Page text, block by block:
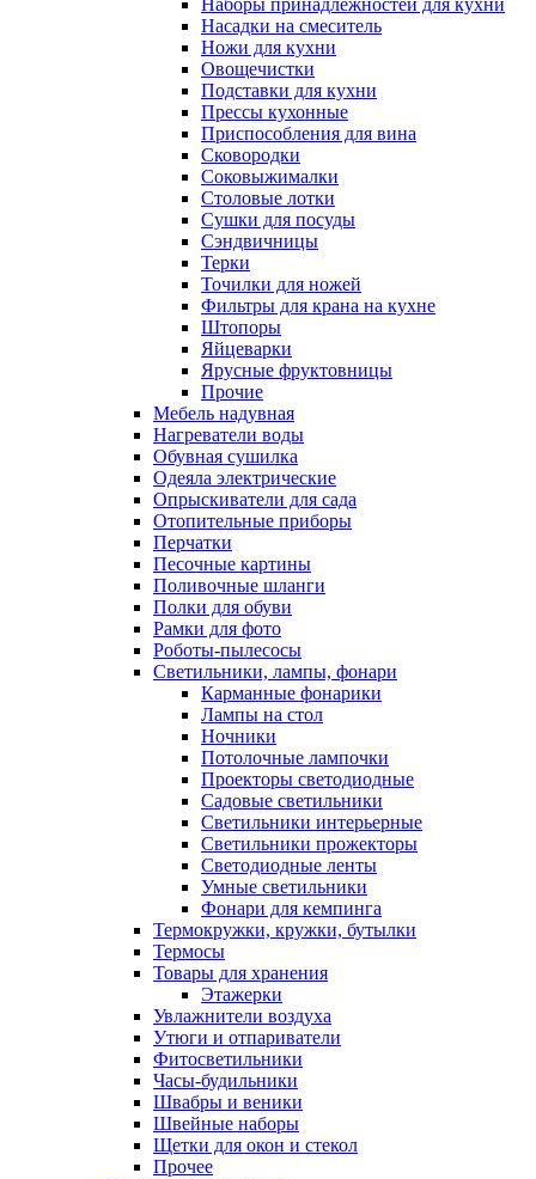
Наборы принадлежностей для кухни
Насадки на смеситель
Ножи для кухни
Овощечистки
Подставки для кухни
Прессы кухонные
Приспособления для вина
Сковородки
Соковыжималки
Столовые лотки
Сушки для посуды
Сэндвичницы
Терки
Точилки для ножей
Фильтры для крана на кухне
Штопоры
Яйцеварки
Ярусные фруктовницы
Прочие
Мебель надувная
Нагреватели воды
Обувная сушилка
Одеяла электрические
Опрыскиватели для сада
Отопительные приборы
Перчатки
Песочные картины
Поливочные шланги
Полки для обуви
Рамки для фото
Роботы-пылесосы
Светильники, лампы, фонари
Карманные фонарики
Лампы на стол
Ночники
Потолочные лампочки
Проекторы светодиодные
Садовые светильники
Светильники интерьерные
Светильники прожекторы
Светодиодные ленты
Умные светильники
Фонари для кемпинга
Термокружки, кружки, бутылки
Термосы
Товары для хранения
Этажерки
Увлажнители воздуха
Утюги и отпариватели
Фитосветильники
Часы-будильники
Швабры и веники
Швейные наборы
Щетки для окон и стекол
Прочее